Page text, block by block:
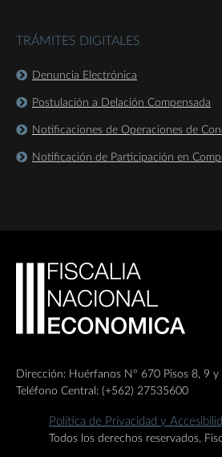
TRÁMITES DIGITALES
Denuncia Electrónica
Postulación a Delación Compensada
Notificaciones de Operaciones de
Notificación de Participación en
Dirección: Huérfanos Nº 670 Pisos 8, 9 y
Teléfono Central: (+562) 27535600
Política de Privacidad y
Todos los derechos reservados,